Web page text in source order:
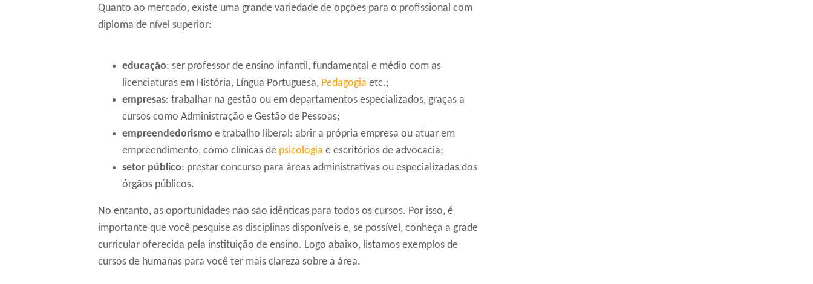
Quanto ao mercado, existe uma grande variedade de opções para o profissional com
diploma de nível superior:
educação: ser professor de ensino infantil, fundamental e médio com as
licenciaturas em História, Língua Portuguesa, Pedagogia etc.;
empresas: trabalhar na gestão ou em departamentos especializados, graças a
cursos como Administração e Gestão de Pessoas;
empreendedorismo e trabalho liberal: abrir a própria empresa ou atuar em
empreendimento, como clínicas de psicologia e escritórios de advocacia;
setor público: prestar concurso para áreas administrativas ou especializadas dos
órgãos públicos.
No entanto, as oportunidades não são idênticas para todos os cursos. Por isso, é
importante que você pesquise as disciplinas disponíveis e, se possível, conheça a grade
curricular oferecida pela instituição de ensino. Logo abaixo, listamos exemplos de
cursos de humanas para você ter mais clareza sobre a área.